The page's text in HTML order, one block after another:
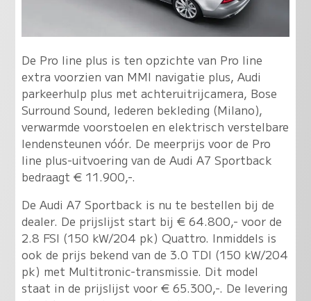
De Pro line plus is ten opzichte van Pro line
extra voorzien van MMI navigatie plus, Audi
parkeerhulp plus met achteruitrijcamera, Bose
Surround Sound, lederen bekleding (Milano),
verwarmde voorstoelen en elektrisch verstelbare
lendensteunen vóór. De meerprijs voor de Pro
line plus-uitvoering van de Audi A7 Sportback
bedraagt € 11.900,-.
De Audi A7 Sportback is nu te bestellen bij de
dealer. De prijslijst start bij € 64.800,- voor de
2.8 FSI (150 kW/204 pk) Quattro. Inmiddels is
ook de prijs bekend van de 3.0 TDI (150 kW/204
pk) met Multitronic-transmissie. Dit model
staat in de prijslijst voor € 65.300,-. De levering